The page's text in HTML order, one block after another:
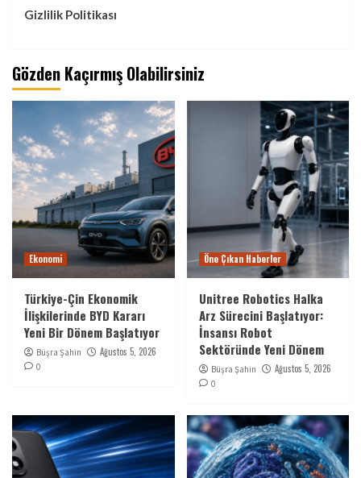
Gizlilik Politikası
Gözden Kaçırmış Olabilirsiniz
Ekonomi
Türkiye-Çin Ekonomik
İlişkilerinde BYD Kararı
Yeni Bir Dönem Başlatıyor
Büşra Şahin Ağustos 5, 2026
0
Öne Çıkan Haberler
Unitree Robotics Halka
Arz Sürecini Başlatıyor:
İnsansı Robot
Sektöründe Yeni Dönem
Büşra Şahin Ağustos 5, 2026
0